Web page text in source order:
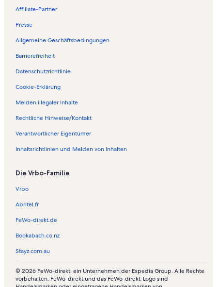
Affiliate-Partner
Presse
Allgemeine Geschäftsbedingungen
Barrierefreiheit
Datenschutzrichtlinie
Cookie-Erklärung
Melden illegaler Inhalte
Rechtliche Hinweise/Kontakt
Verantwortlicher Eigentümer
Inhaltsrichtlinien und Melden von Inhalten
Die Vrbo-Familie
Vrbo
Abritel.fr
FeWo-direkt.de
Bookabach.co.nz
Stayz.com.au
© 2026 FeWo-direkt, ein Unternehmen der Expedia Group. Alle Rechte
vorbehalten. FeWo-direkt und das FeWo-direkt-Logo sind